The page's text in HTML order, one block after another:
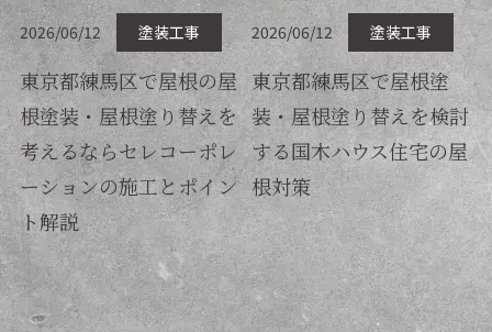
2026/06/12 塗装工事
東京都練馬区で屋根の屋
根塗装・屋根塗り替えを
考えるならセレコーポレ
ーションの施工とポイン
ト解説
2026/06/12 塗装工事
東京都練馬区で屋根塗
装・屋根塗り替えを検討
する国木ハウス住宅の屋
根対策